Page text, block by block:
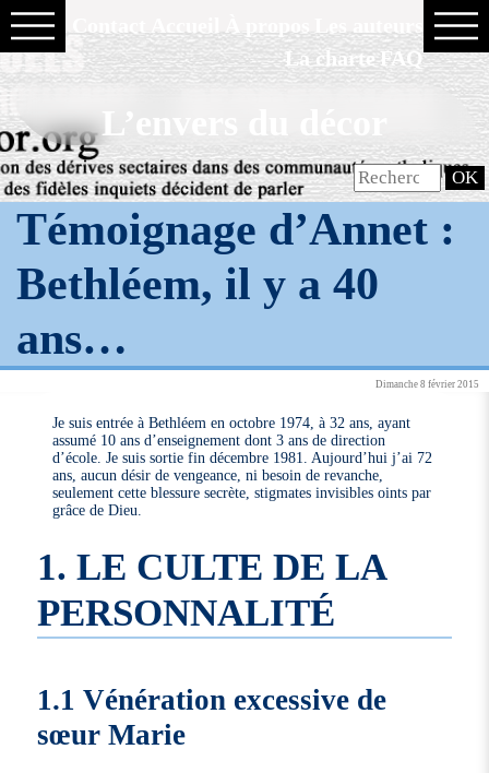
La charte FAQ
L’envers du décor
Témoignage d’Annet :
Bethléem, il y a 40
ans…
Dimanche 8 février 2015
Je suis entrée à Bethléem en octobre 1974, à 32 ans, ayant
assumé 10 ans d’enseignement dont 3 ans de direction
d’école. Je suis sortie fin décembre 1981. Aujourd’hui j’ai 72
ans, aucun désir de vengeance, ni besoin de revanche,
seulement cette blessure secrète, stigmates invisibles oints par
grâce de Dieu.
1. LE CULTE DE LA
PERSONNALITÉ
1.1 Vénération excessive de
sœur Marie